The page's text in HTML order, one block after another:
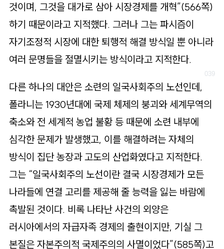
것이며, 그것을 대가로 삼아 시장경제를 개혁”(566쪽)
하기 때문이라고 지적했다. 그러나 그는 파시즘이
자기조정적 시장에 대한 퇴행적 해결 방식일 뿐 아니라
여러 문명들을 절멸시키는 방식이라고 지적한다.
다른 하나의 대안은 소련의 일국사회주의 노선인데,
폴라니는 1930년대에 국제 체제의 붕괴와 세계무역의
축소와 전 세계적 농업 불황 등 때문에 소련 내부에
심각한 문제가 발생했고, 이를 해결하려는 자체의
방식이 집단 농장과 고도의 산업화였다고 지적한다.
그는 “일국사회주의 노선이란 결국 시장경제가 모든
나라들에 연결 고리를 제공해 줄 능력을 잃는 바람에
촉발된 것이다. 비록 나타난 사건의 외양은
러시아에서의 자급자족 경제의 출현이지만, 기실 그
본질은 자본주의적 국제주의의 사멸이었다”(585쪽)고